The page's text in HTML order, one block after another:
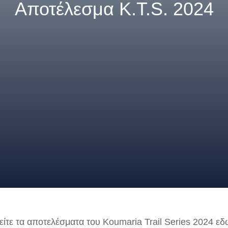
Αποτέλεσμα K.T.S. 2024
τα αποτελέσματα του Koumaria Trail Series 2024